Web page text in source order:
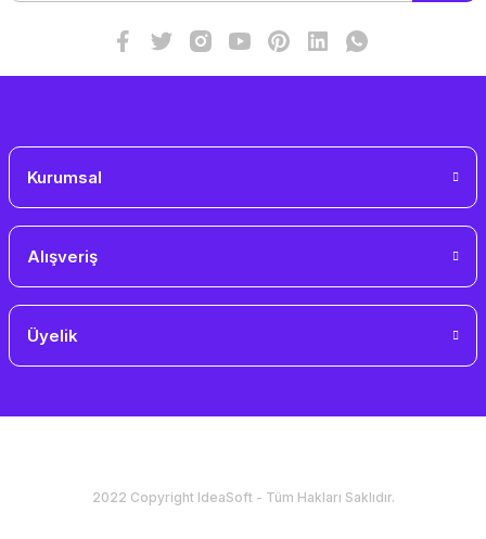
Kurumsal
Alışveriş
Üyelik
2022 Copyright IdeaSoft - Tüm Hakları Saklıdır.